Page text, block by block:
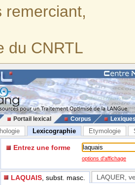
remerciant,
du CNRTL
Portail lexical Corpus
Lexicographie Etymologie
Entrez une forme
options d'affichage
LAQUAIS , subst. masc. LAQUER ,